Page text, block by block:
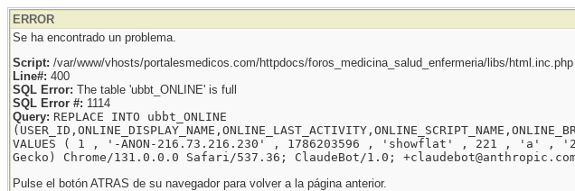
ERROR
Se ha encontrado un problema.
Script: /var/www/vhosts/portalesmedicos.com/httpdocs/foros_medicina_salud_enfermeria/libs/html.inc.php
Line#: 400
SQL Error: The table 'ubbt_ONLINE' is full
SQL Error #: 1114
Query: REPLACE INTO ubbt_ONLINE
VALUES ( 1 , '-ANON-216.73.216.230' , 1786203596 , 'showflat' , 221 , 'a' ,
Gecko) Chrome/131.0.0.0 Safari/537.36; ClaudeBot/1.0;
Pulse el botón ATRAS de su navegador para volver a la página anterior.